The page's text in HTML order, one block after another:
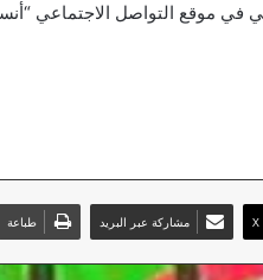
موقع التواصل الاجتماعي
‫X مشاركة عبر البريد طباعة